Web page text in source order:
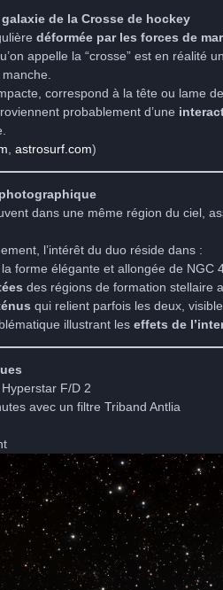
de la Crosse de hockey
déformée par les forces de
appelle la “crosse” est en réalité un
correspond à la tête ou lame
probablement d’une
astrosurf.com)
dans une même région du ciel,
l’intérêt du duo réside dans :
forme élégante et allongée de NGC
des régions de formation stellaire
qui relient parfois les deux,
illustrant les effets de
F/D 2
avec un filtre Triband Antlia